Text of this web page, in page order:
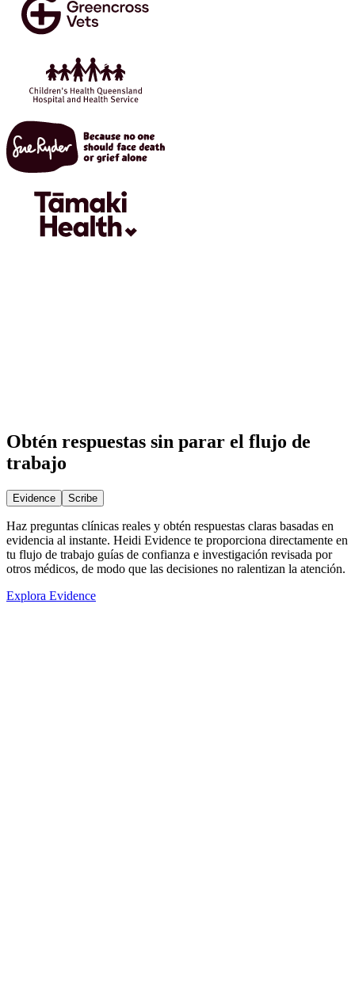
Heidi va mucho más allá.
Obtén respuestas sin parar el flujo de
trabajo
Evidence Scribe
Haz preguntas clínicas reales y obtén respuestas claras basadas en
evidencia al instante. Heidi Evidence te proporciona directamente en
tu flujo de trabajo guías de confianza e investigación revisada por
otros médicos, de modo que las decisiones no ralentizan la atención.
Explora Evidence